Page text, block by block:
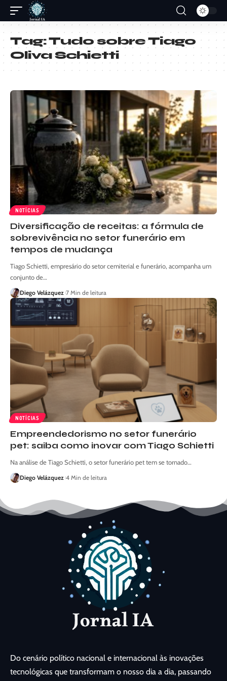
Tag:Tudo sobre Tiago
Oliva Schietti
NOTÍCIAS
Diversificação de receitas: a fórmula de
sobrevivência no setor funerário em
tempos de mudança
Tiago Schietti, empresário do setor cemiterial e funerário, acompanha um
conjunto de…
Diego Velázquez 7 Min de leitura
NOTÍCIAS
Empreendedorismo no setor funerário
pet: saiba como inovar com Tiago Schietti
Na análise de Tiago Schietti, o setor funerário pet tem se tornado…
Diego Velázquez 4 Min de leitura
Do cenário político nacional e internacional às inovações
tecnológicas que transformam o nosso dia a dia, passando